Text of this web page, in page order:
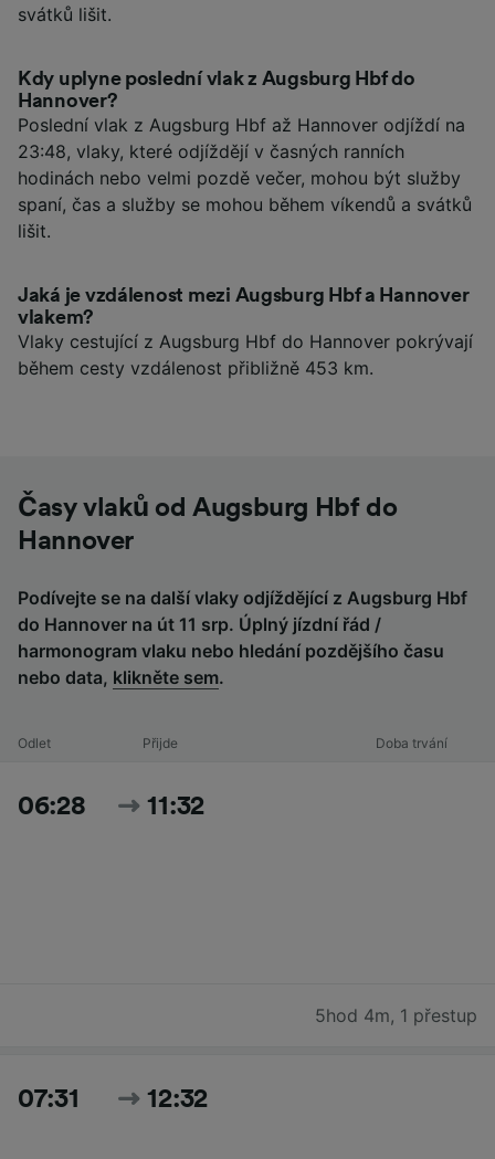
svátků lišit.
Kdy uplyne poslední vlak z Augsburg Hbf do
Hannover?
Poslední vlak z Augsburg Hbf až Hannover odjíždí na
23:48, vlaky, které odjíždějí v časných ranních
hodinách nebo velmi pozdě večer, mohou být služby
spaní, čas a služby se mohou během víkendů a svátků
lišit.
Jaká je vzdálenost mezi Augsburg Hbf a Hannover
vlakem?
Vlaky cestující z Augsburg Hbf do Hannover pokrývají
během cesty vzdálenost přibližně 453 km.
Časy vlaků od Augsburg Hbf do
Hannover
Podívejte se na další vlaky odjíždějící z Augsburg Hbf
do Hannover na út 11 srp. Úplný jízdní řád /
harmonogram vlaku nebo hledání pozdějšího času
nebo data, klikněte sem.
Odlet Přijde Doba trvání
06:28 11:32
5hod 4m, 1 přestup
07:31 12:32